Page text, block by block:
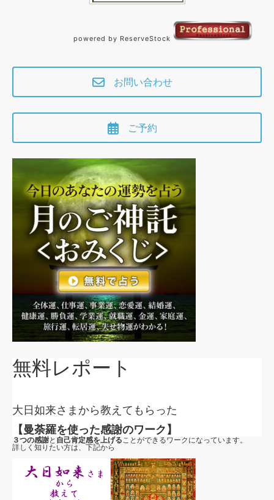
powered by ReserveStock
お問い合わせ
ご予約
無料レポート
大日如来さまから教えてもらった
【曼荼羅を使った感謝のワーク】
３つの感謝と 自己肯定感を上げることができるワークになっています。
詳しく知りたい方は、下記から